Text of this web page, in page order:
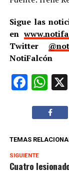
Sigue las
en
Twitter
NotiFalcón
TEMAS
SIGUIENTE
Cuatro